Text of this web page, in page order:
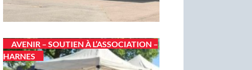
AVENIR – SOUTIEN À L’ASSOCIATION –
HARNES